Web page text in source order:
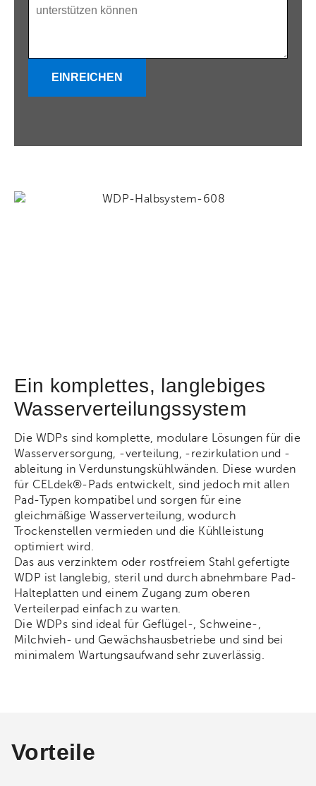
EINREICHEN
Ein komplettes, langlebiges
Wasserverteilungssystem
Die WDPs sind komplette, modulare Lösungen für die
Wasserversorgung, -verteilung, -rezirkulation und -
ableitung in Verdunstungskühlwänden. Diese wurden
für CELdek®-Pads entwickelt, sind jedoch mit allen
Pad-Typen kompatibel und sorgen für eine
gleichmäßige Wasserverteilung, wodurch
Trockenstellen vermieden und die Kühlleistung
optimiert wird.
Das aus verzinktem oder rostfreiem Stahl gefertigte
WDP ist langlebig, steril und durch abnehmbare Pad-
Halteplatten und einem Zugang zum oberen
Verteilerpad einfach zu warten.
Die WDPs sind ideal für Geflügel-, Schweine-,
Milchvieh- und Gewächshausbetriebe und sind bei
minimalem Wartungsaufwand sehr zuverlässig.
Vorteile